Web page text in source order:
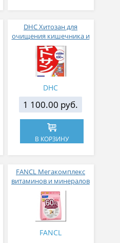
DHC Хитозан для
очищения кишечника и
легкого похудения 90
таблеток
DHC
1 100.00 руб.
В КОРЗИНУ
FANCL Мегакомплекс
витаминов и минералов
для женщин c 60 лет 30
пакетиков
FANCL